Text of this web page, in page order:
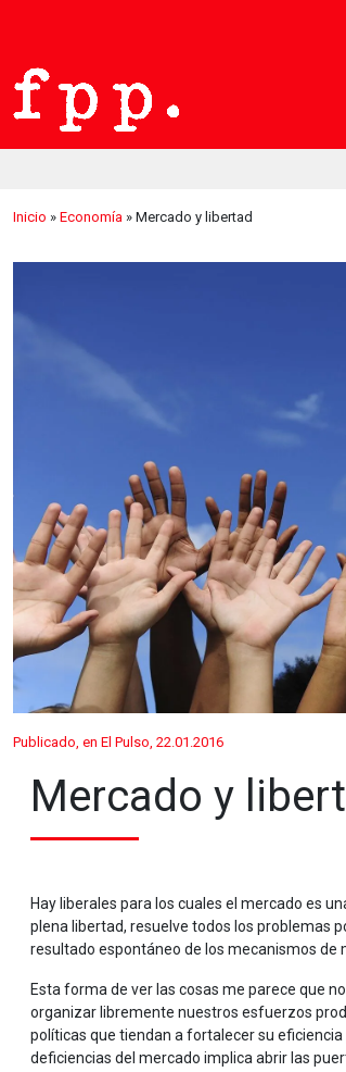
Inicio » Economía » Mercado y libertad
Publicado, en El Pulso, 22.01.2016
Mercado y
Hay liberales para los cuales el mercado es
plena libertad, resuelve todos los problemas
resultado espontáneo de los mecanismos de
Esta forma de ver las cosas me parece que
organizar libremente nuestros esfuerzos
políticas que tiendan a fortalecer su
deficiencias del mercado implica abrir las